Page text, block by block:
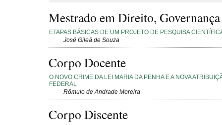
Mestrado em Direito,
ETAPAS BÁSICAS DE UM PROJETO DE PESQUISA
José Gileá de Souza
Corpo Docente
O NOVO CRIME DA LEI MARIA DA PENHA E A NOVA
FEDERAL
Rômulo de Andrade Moreira
Corpo Discente